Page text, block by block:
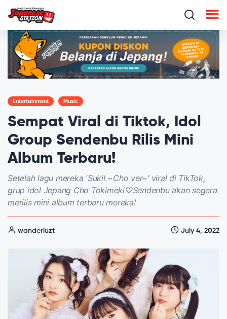
Entertainment Music
Sempat Viral di Tiktok, Idol
Group Sendenbu Rilis Mini
Album Terbaru!
Setelah lagu mereka 'Suki! ~Cho ver~’ viral di TikTok,
grup idol Jepang Cho Tokimeki♡Sendenbu akan segera
merilis mini album terbaru mereka!
wanderluzt July 4, 2022